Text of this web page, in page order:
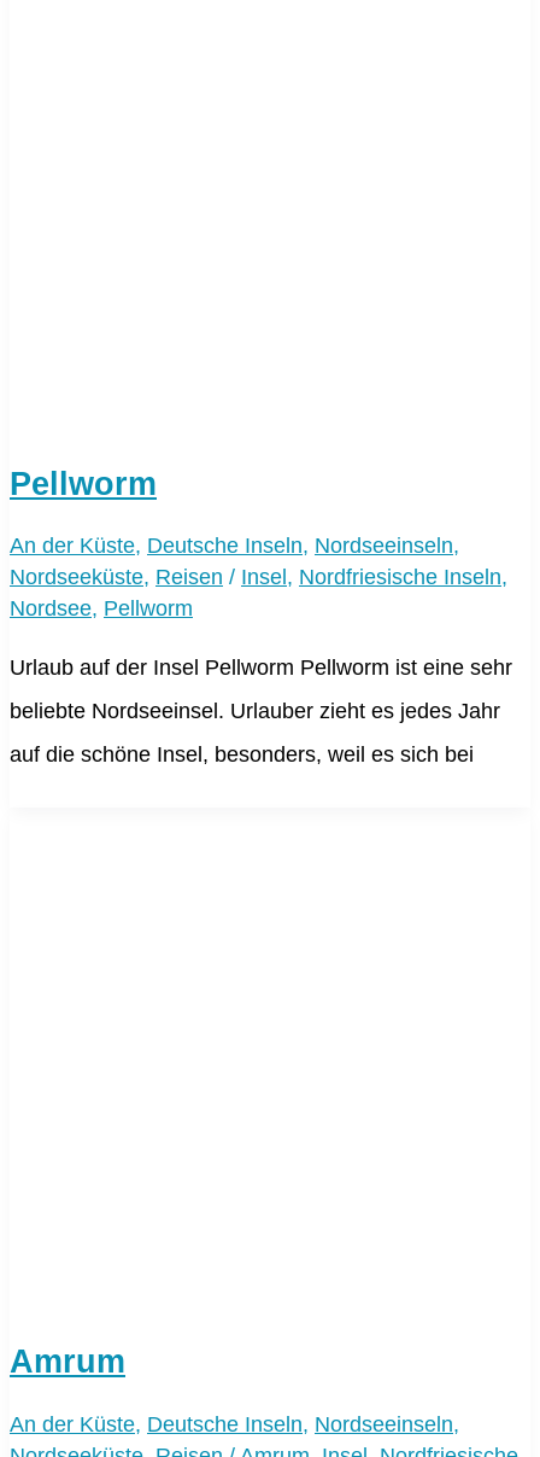
Pellworm
An der Küste, Deutsche Inseln, Nordseeinseln,
Nordseeküste, Reisen / Insel, Nordfriesische Inseln,
Nordsee, Pellworm
Urlaub auf der Insel Pellworm Pellworm ist eine sehr
beliebte Nordseeinsel. Urlauber zieht es jedes Jahr
auf die schöne Insel, besonders, weil es sich bei
Amrum
An der Küste, Deutsche Inseln, Nordseeinseln,